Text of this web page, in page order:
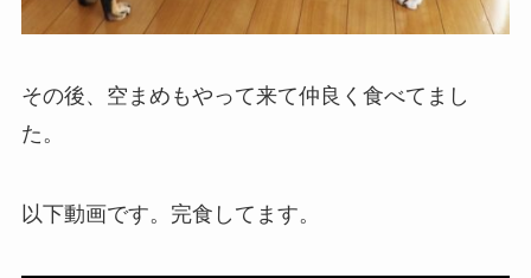
その後、空まめもやって来て仲良く食べてまし
た。
以下動画です。完食してます。